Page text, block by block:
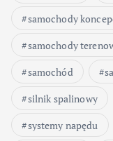
samochody
samochody
samochód
silnik spalinowy
systemy napędu